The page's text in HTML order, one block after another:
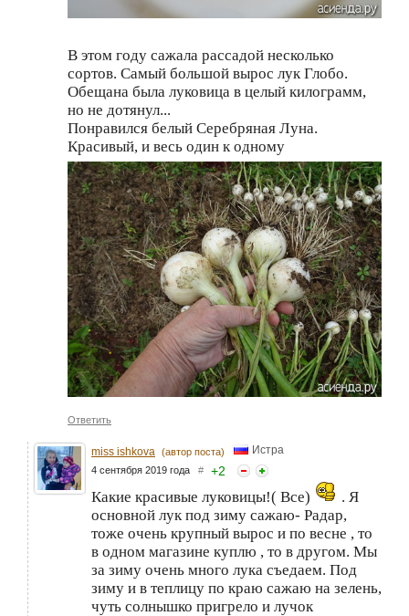
В этом году сажала рассадой несколько
сортов. Самый большой вырос лук Глобо.
Обещана была луковица в целый килограмм,
но не дотянул...
Понравился белый Серебряная Луна.
Красивый, и весь один к одному
Ответить
miss ishkova (автор поста) Истра
4 сентября 2019 года # +2
Какие красивые луковицы!( Все)
. Я
основной лук под зиму сажаю- Радар,
тоже очень крупный вырос и по весне , то
в одном магазине куплю , то в другом. Мы
за зиму очень много лука съедаем. Под
зиму и в теплицу по краю сажаю на зелень,
чуть солнышко пригрело и лучок